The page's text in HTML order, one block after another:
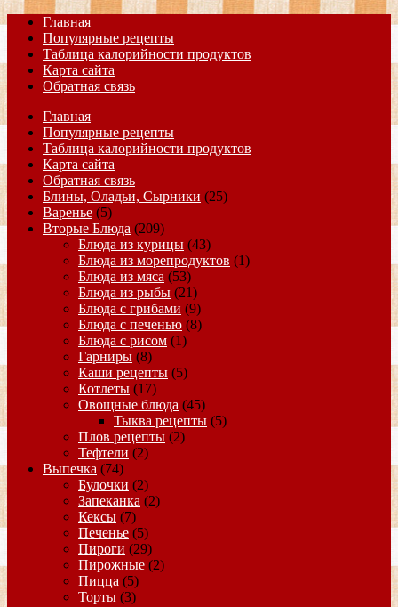
Главная
Популярные рецепты
Таблица калорийности продуктов
Карта сайта
Обратная связь
Главная
Популярные рецепты
Таблица калорийности продуктов
Карта сайта
Обратная связь
Блины, Оладьи, Сырники (25)
Варенье (5)
Вторые Блюда (209)
Блюда из курицы (43)
Блюда из морепродуктов (1)
Блюда из мяса (53)
Блюда из рыбы (21)
Блюда с грибами (9)
Блюда с печенью (8)
Блюда с рисом (1)
Гарниры (8)
Каши рецепты (5)
Котлеты (17)
Овощные блюда (45)
Тыква рецепты (5)
Плов рецепты (2)
Тефтели (2)
Выпечка (74)
Булочки (2)
Запеканка (2)
Кексы (7)
Печенье (5)
Пироги (29)
Пирожные (2)
Пицца (5)
Торты (3)